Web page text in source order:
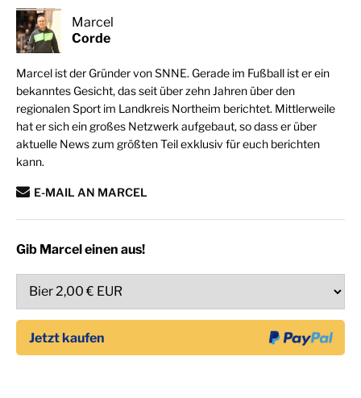
Marcel
Corde
Marcel ist der Gründer von SNNE. Gerade im Fußball ist er ein
bekanntes Gesicht, das seit über zehn Jahren über den
regionalen Sport im Landkreis Northeim berichtet. Mittlerweile
hat er sich ein großes Netzwerk aufgebaut, so dass er über
aktuelle News zum größten Teil exklusiv für euch berichten
kann.
E-MAIL AN MARCEL
Gib Marcel einen aus!